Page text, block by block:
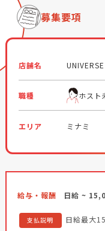
募集要項
店舗名
職種 ホスト
エリア ミナミ
給与・報酬 日給 ~
支払説明 日給最大